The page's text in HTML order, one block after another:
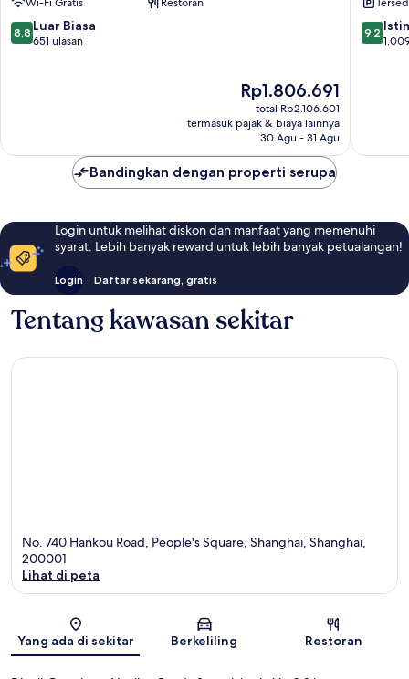
Road
by
IHG
8.8
dari
8,8 Luar Biasa
651 ulasan
Harga
sekarang
Rp1.806.691
Rp1.806.691
total Rp2.106.601
termasuk pajak & biaya lainnya
30 Agu - 31 Agu
Pusat
Kota
9.2
dari
9,2
Bandingkan dengan properti serupa
Login untuk melihat diskon dan manfaat yang memenuhi
syarat. Lebih banyak reward untuk lebih banyak petualangan!
Login Daftar sekarang, gratis
Tentang kawasan sekitar
No. 740 Hankou Road, People's Square, Shanghai, Shanghai,
200001
Lihat di peta
Yang ada di sekitar Berkeliling Restoran